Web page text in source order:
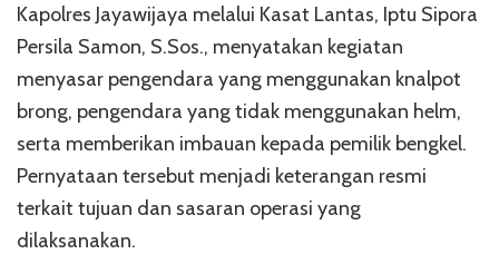
Kapolres Jayawijaya melalui Kasat Lantas, Iptu Sipora
Persila Samon, S.Sos., menyatakan kegiatan
menyasar pengendara yang menggunakan knalpot
brong, pengendara yang tidak menggunakan helm,
serta memberikan imbauan kepada pemilik bengkel.
Pernyataan tersebut menjadi keterangan resmi
terkait tujuan dan sasaran operasi yang
dilaksanakan.